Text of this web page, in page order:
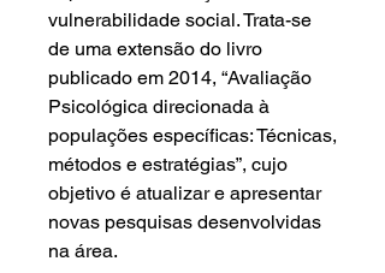
vulnerabilidade social. Trata-se
de uma extensão do livro
publicado em 2014, “Avaliação
Psicológica direcionada à
populações específicas: Técnicas,
métodos e estratégias”, cujo
objetivo é atualizar e apresentar
novas pesquisas desenvolvidas
na área.